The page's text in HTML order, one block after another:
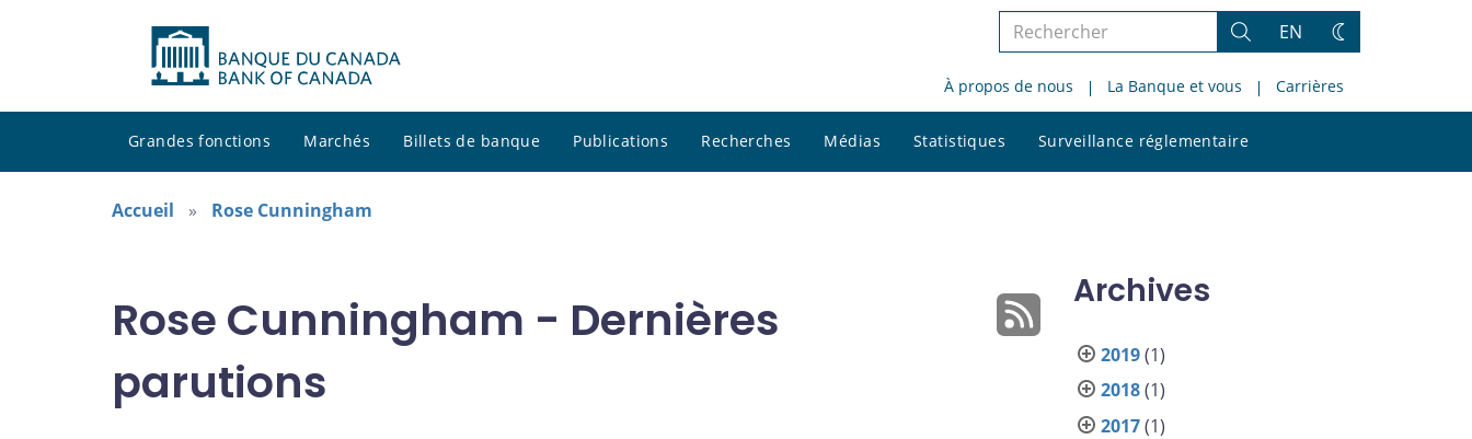
Rechercher
le
site
Rechercher
EN
Changez
thème
À propos de nous La Banque et vous Carrières
Grandes fonctions Marchés Billets de banque Publications Recherches Médias Statistiques Surveillance réglementaire
le
Accueil Rose Cunningham
Rose Cunningham - Dernières
parutions
Archives
2019(1)
2018(1)
2017(1)